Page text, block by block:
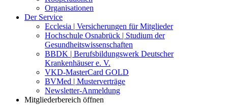
Organisationen
Der Service
Ecclesia | Versicherungen für Mitglieder
Hochschule Osnabrück | Studium der
Gesundheitswissenschaften
BBDK | Berufsbildungswerk Deutscher
Krankenhäuser e. V.
VKD-MasterCard GOLD
BVMed | Musterverträge
Newsletter-Anmeldung
Mitgliederbereich öffnen